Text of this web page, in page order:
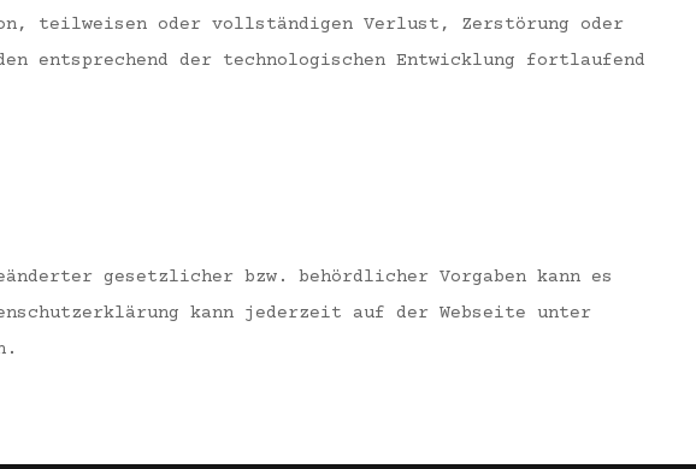
teilweisen oder vollständigen Verlust, Zerstörung oder
entsprechend der technologischen Entwicklung fortlaufend
gesetzlicher bzw. behördlicher Vorgaben kann es
kann jederzeit auf der Webseite unter